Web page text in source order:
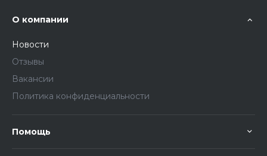
О компании
Новости
Отзывы
Вакансии
Политика конфиденциальности
Помощь